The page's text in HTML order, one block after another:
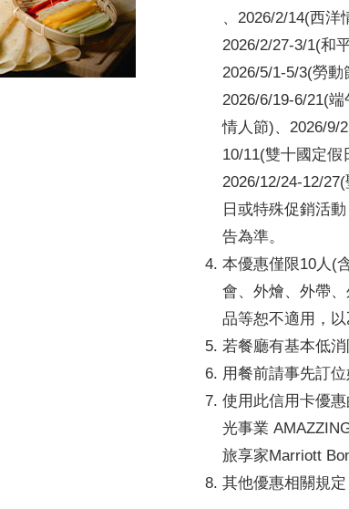
、2026/2/14(西洋
2026/2/27-3/1(和
2026/5/1-5/3(勞動
2026/6/19-6/21(
情人節)、2026/9/
10/11(雙十國定假
2026/12/24-12/
日或特殊促銷活
告為準。
本優惠僅限10人(
會、外燴、外帶
品等恕不適用，以
若餐廳有基本低消
用餐前請事先訂
使用此信用卡優
光事業
旅享家Marriott
其他優惠相關規定